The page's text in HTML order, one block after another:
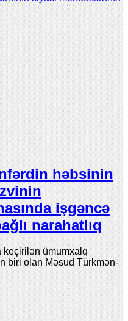
həbsinin
işgəncə
narahatlıq
keçirilən ümumxalq
biri olan Məsud Türkmən-